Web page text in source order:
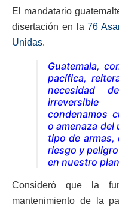
El mandatario
disertación en la76
Unidas.
Guatemala,
pacífica,
necesidad
condenamos
o amenaza del
tipo de armas,
riesgo y
en nuestro
Consideró que la
mantenimiento de la